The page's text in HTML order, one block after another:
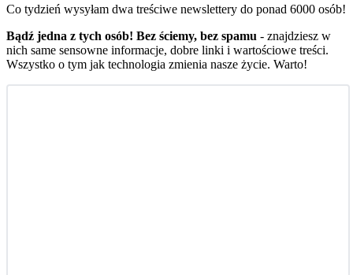
Co tydzień wysyłam dwa treściwe newslettery do ponad 6000 osób!
Bądź jedna z tych osób! Bez ściemy, bez spamu - znajdziesz w
nich same sensowne informacje, dobre linki i wartościowe treści.
Wszystko o tym jak technologia zmienia nasze życie. Warto!